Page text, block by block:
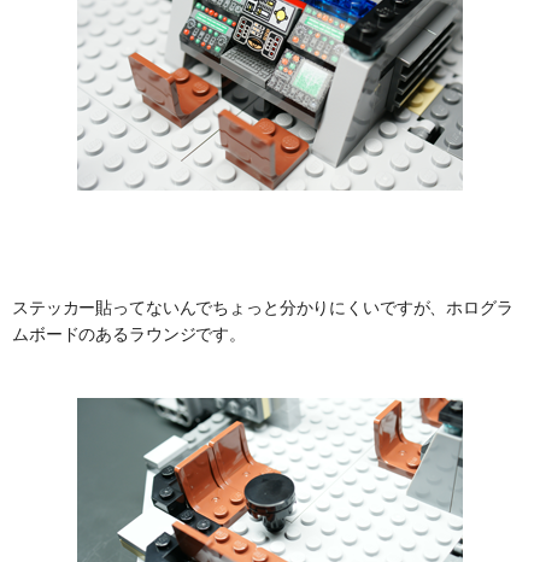
ステッカー貼ってないんでちょっと分かりにくいですが、ホログラ
ムボードのあるラウンジです。